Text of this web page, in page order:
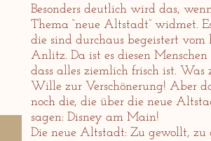
Besonders deutlich wird das,
Thema “neue Altstadt” widmet.
die sind durchaus begeistert vom
Anlitz. Da ist es diesen Menschen
dass alles ziemlich frisch ist. Was
Wille zur Verschönerung! Aber
noch die, die über die neue
sagen: Disney am Main!
Die neue Altstadt: Zu gewollt, zu